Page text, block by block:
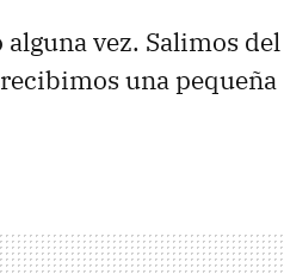
vez. Salimos del
una pequeña